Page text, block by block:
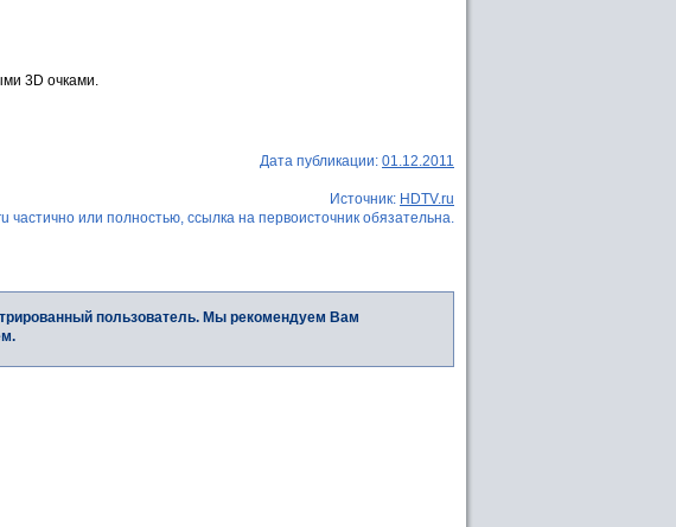
3D очками.
Дата публикации: 01.12.2011
Источник: HDTV.ru
частично или полностью, ссылка на первоисточник обязательна.
пользователь. Мы рекомендуем Вам